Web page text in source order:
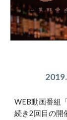
WEB動画番組
続き2回目の開